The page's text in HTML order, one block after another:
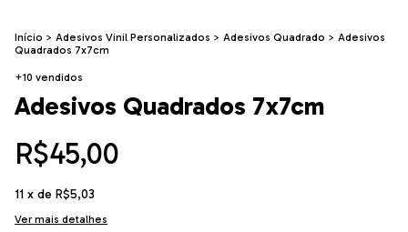
Início > Adesivos Vinil Personalizados > Adesivos Quadrado > Adesivos
Quadrados 7x7cm
+10 vendidos
Adesivos Quadrados 7x7cm
R$45,00
11 x de R$5,03
Ver mais detalhes